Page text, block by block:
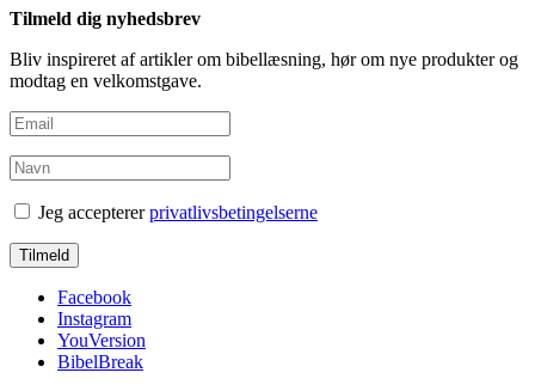
Tilmeld dig nyhedsbrev
Bliv inspireret af artikler om bibellæsning, hør om nye produkter og
modtag en velkomstgave.
Jeg acceptererprivatlivsbetingelserne
Facebook
Instagram
YouVersion
BibelBreak